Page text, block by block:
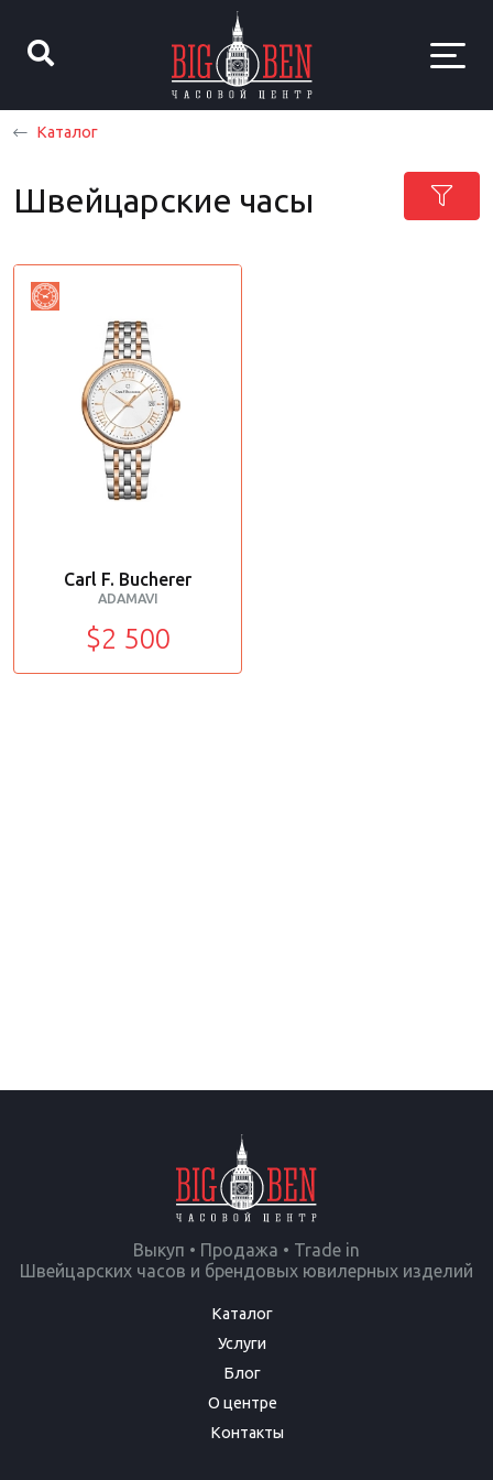
Каталог
Швейцарские часы
Carl F. Bucherer
ADAMAVI
$2 500
Выкуп • Продажа • Trade in
Швейцарских часов и брендовых ювилерных изделий
Каталог
Услуги
Блог
О центре
Контакты